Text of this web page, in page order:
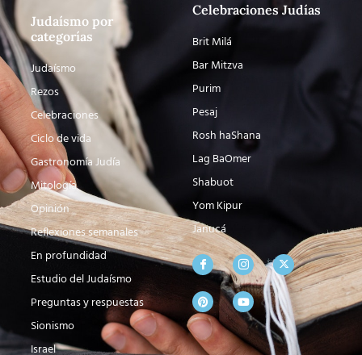
Judaísmo por
categorías
Judaísmo
Rezos
Celebraciones
Ciclo de vida
Gastronomía Judía
Mitología
Opinión
Reflexiones semanales
En profundidad
Estudio del Judaísmo
Preguntas y respuestas
Sionismo
Israel
Celebraciones Judías
Brit Milá
Bar Mitzva
Purim
Pesaj
Rosh haShana
Lag BaOmer
Shabuot
Yom Kipur
Janucá